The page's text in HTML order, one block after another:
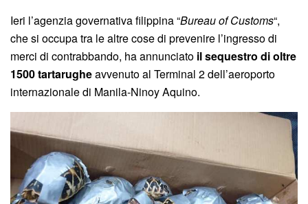
Ieri l’agenzia governativa filippina “Bureau of Customs“,
che si occupa tra le altre cose di prevenire l’ingresso di
merci di contrabbando, ha annunciato il sequestro di oltre
1500 tartarugheavvenuto al Terminal 2 dell’aeroporto
internazionale di Manila-Ninoy Aquino.